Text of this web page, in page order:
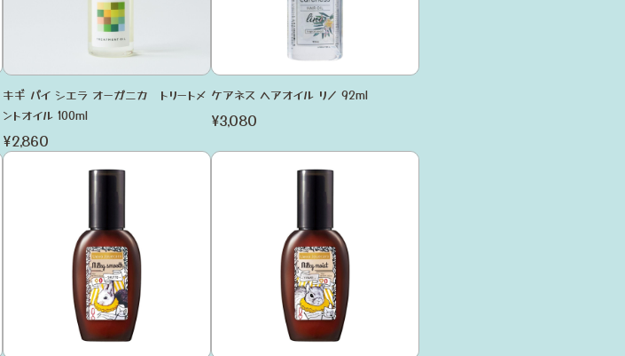
キギ バイ シエラ オーガニカ トリートメ
ントオイル 100ml
¥2,860
ケアネス ヘアオイル リノ 92ml
¥3,080